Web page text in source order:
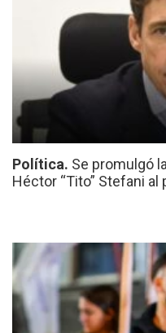
Política. Se promulgó
Héctor “Tito” Stefani